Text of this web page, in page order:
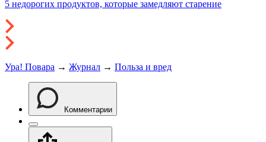
5 недорогих продуктов, которые замедляют старение
Ура! Повара → Журнал → Польза и вред
Комментарии